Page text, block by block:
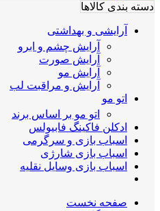
دسته بندی کالاها
آرایشی و بهداشتی
آرایش چشم و ابرو
آرایش صورت
آرایش مو
آرایش و مراقبت لب
اتو مو
اتو مو بر اساس برند
ادکلن فاکینگ فابیولس
اسباب بازی و سرگرمی
اسباب بازی شارژی
اسباب بازی وسایل نقلیه
صفحه نخست